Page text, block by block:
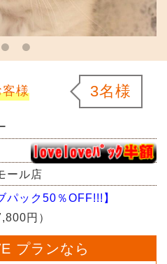
客様 3名様
ール店
パック50％OFF!!!】
円）
プランなら